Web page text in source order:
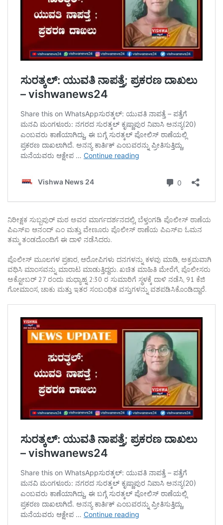
ನಿರೀಕ್ಷಕ ಸುಬ್ಬಪುರ್ ಮಠ ಅವರ ಮಾರ್ಗದರ್ಶನದಲ್ಲಿ, ಬೆಳ್ತಂಗಡಿ ಪೊಲೀಸ್ ಠಾಣೆಯ
ಪಿಎಸ್‌ಐ ಆನಂದ್ ಎಂ ಮತ್ತು ವೇಣೂರು ಪೊಲೀಸ್ ಠಾಣೆಯ ಪಿಎಸ್‌ಐ ಓಮನ
ತಮ್ಮ ತಂಡದೊಂದಿಗೆ ಈ ದಾಳಿ ನಡೆಸಿದರು.
ಪೊಲೀಸ್ ಮೂಲಗಳ ಪ್ರಕಾರ, ಆರೋಪಿಗಳು ದನಗಳನ್ನು ಕಳವು ಮಾಡಿ, ಅಕ್ರಮವಾಗಿ
ವಧಿಸಿ ಮಾಂಸವನ್ನು ಮಾರಾಟ ಮಾಡುತ್ತಿದ್ದರು. ಖಚಿತ ಮಾಹಿತಿ ಮೇರೆಗೆ, ಪೊಲೀಸರು
ಅಕ್ಟೋಬರ್ 27 ರಂದು ಮಧ್ಯಾಹ್ನ 2:30 ರ ಸುಮಾರಿಗೆ ಸ್ಥಳಕ್ಕೆ ದಾಳಿ ನಡೆಸಿ, 91 ಕೆಜಿ
ಗೋಮಾಂಸ, ಚಾಕು ಮತ್ತು ಇತರ ಸಂಬಂಧಿತ ವಸ್ತುಗಳನ್ನು ವಶಪಡಿಸಿಕೊಂಡಿದ್ದಾರೆ.